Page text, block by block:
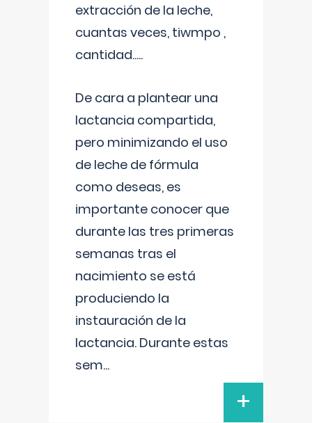
extracción de la leche,
cuantas veces, tiwmpo ,
cantidad.....
De cara a plantear una
lactancia compartida,
pero minimizando el uso
de leche de fórmula
como deseas, es
importante conocer que
durante las tres primeras
semanas tras el
nacimiento se está
produciendo la
instauración de la
lactancia. Durante estas
sem...
+